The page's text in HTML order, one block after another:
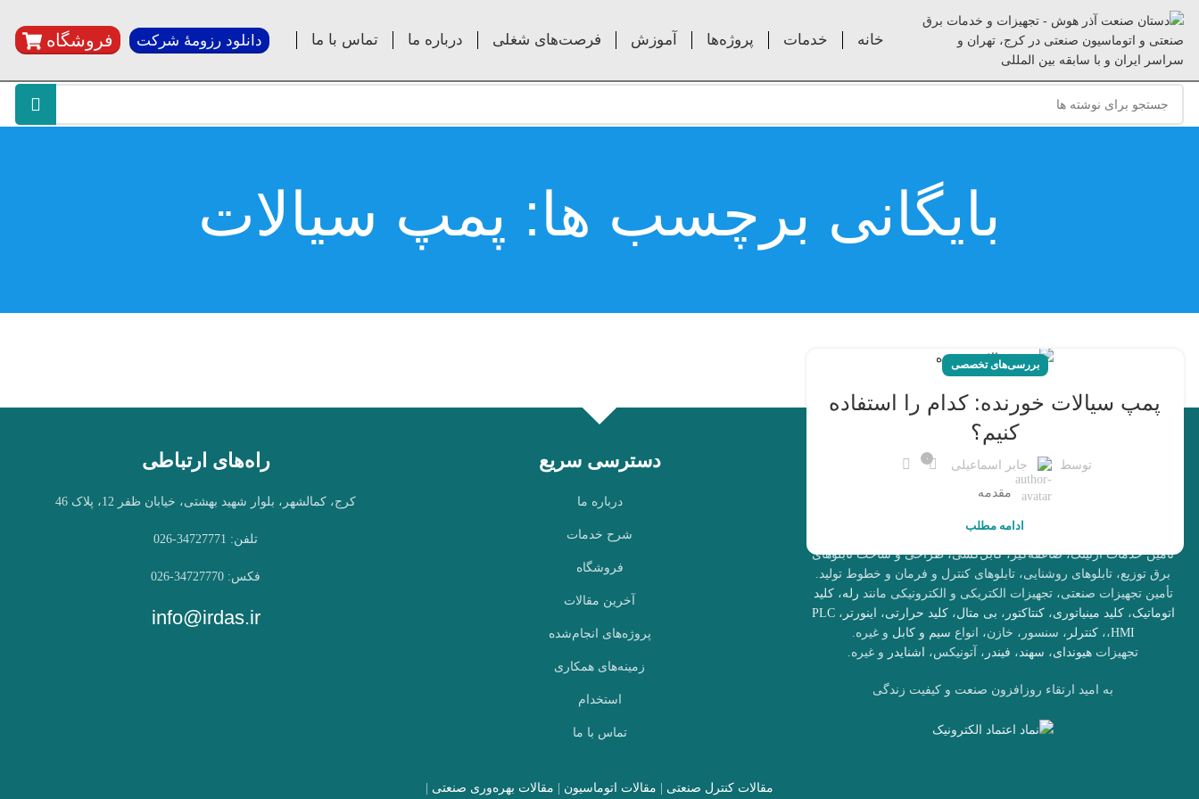
خانه خدمات پروژه‌ها آموزش فرصت‌های شغلی درباره ما تماس با ما دانلود رزومۀ شرکت فروشگاه
بایگانی برچسب ها: پمپ سیالات
بررسی‌های تخصصی
پمپ سیالات خورنده: کدام را استفاده
کنیم؟
توسط جابر اسماعیلی ۰
مقدمه
ادامه مطلب
شرکت دستان صنعت آذر هوش، ارائه‌دهنده خدمات و تجهیزات برق
کشور.
تأمین خدمات ارتینگ، صاعقه‌گیر، کابل‌کشی، طراحی و ساخت تابلوهای
برق توزیع، تابلوهای روشنایی، تابلوهای کنترل و فرمان و خطوط تولید.
تأمین تجهیزات صنعتی، تجهیزات الکتریکی و الکترونیکی مانند رله،کلید
اتوماتیک،کلید مینیاتوری،کنتاکتور ، بی متال،کلید حرارتی، اینورتر ،PLC
،HMI ،کنترلر ، سنسور، خازن، انواع سیم و کابل و غیره.
تجهیزات هیوندای، سهند، فیندر ، آتونیکس، اشنایدر و غیره.
به امید ارتقاء روزافزون صنعت و کیفیت زندگی
دسترسی سریع
درباره ما
شرح خدمات
فروشگاه
آخرین مقالات
پروژه‌های انجام‌شده
زمینه‌های همکاری
استخدام
تماس با ما
مقالات کنترل صنعتی مقالات اتوماسیون مقالات بهره‌وری صنعتی
راه‌های ارتباطی
کرج، کمالشهر، بلوار شهید بهشتی، خیابان ظفر 12، پلاک 46
تلفن: 34727771-026
فکس: 34727770-026
info@irdas.ir